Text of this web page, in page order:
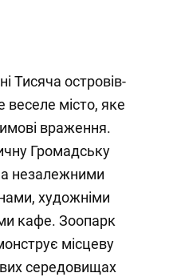
Тисяча островів-
веселе місто, яке
враження.
Громадську
незалежними
художніми
кафе. Зоопарк
місцеву
середовищах